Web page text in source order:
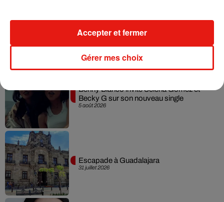
6 août 2026
Karol G dévoile la tracklist de son nouvel
album… avec des invités...
5 août 2026
Benny Blanco invite Selena Gomez et
Becky G sur son nouveau single
31 juillet 2026
Escapade à Guadalajara
Gérer mes choix
Accepter et fermer